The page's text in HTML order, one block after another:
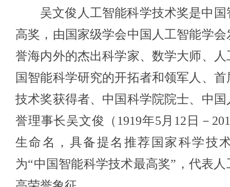
吴文俊人工智能科学技术奖是中
高奖，由国家级学会中国人工智能学
誉海内外的杰出科学家、数学大师、
国智能科学研究的开拓者和领军人、
技术奖获得者、中国科学院院士、中
誉理事长吴文俊（1919年5月12日－
生命名，具备提名推荐国家科学技
为“中国智能科学技术最高奖”，代表